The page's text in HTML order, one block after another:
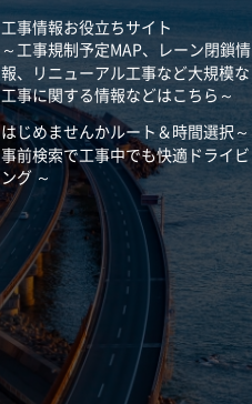
工事情報お役立ちサイト
～工事規制予定MAP、レーン閉鎖情
報、リニューアル工事など大規模な
工事に関する情報などはこちら～
はじめませんかルート＆時間選択～
事前検索で工事中でも快適ドライビ
ング ～